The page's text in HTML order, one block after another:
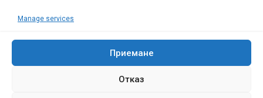
Manage services
Приемане
Отказ
ОДМВР Ловеч
Окръжен съд Ловеч